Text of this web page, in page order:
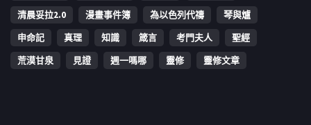
清晨妥拉2.0
漫畫事件簿 為以色列代禱
琴與爐
申命記
真理 知識 箴言 考門夫人
聖經
荒漠甘泉
見證 週一嗎哪 靈修 靈修文章